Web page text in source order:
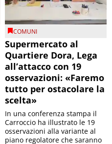
COMUNI
Supermercato al
Quartiere Dora, Lega
all’attacco con 19
osservazioni: «Faremo
tutto per ostacolare la
scelta»
In una conferenza stampa il
Carroccio ha illustrato le 19
osservazioni alla variante al
piano regolatore che saranno